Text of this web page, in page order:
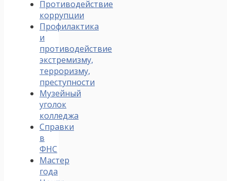
Противодействие
коррупции
Профилактика
и
противодействие
экстремизму,
терроризму,
преступности
Музейный
уголок
колледжа
Справки
в
ФНС
Мастер
года